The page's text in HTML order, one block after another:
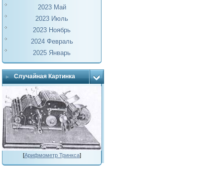
2023 Май
2023 Июль
2023 Ноябрь
2024 Февраль
2025 Январь
Случайная Картинка
[Арифмометр Тринкса]